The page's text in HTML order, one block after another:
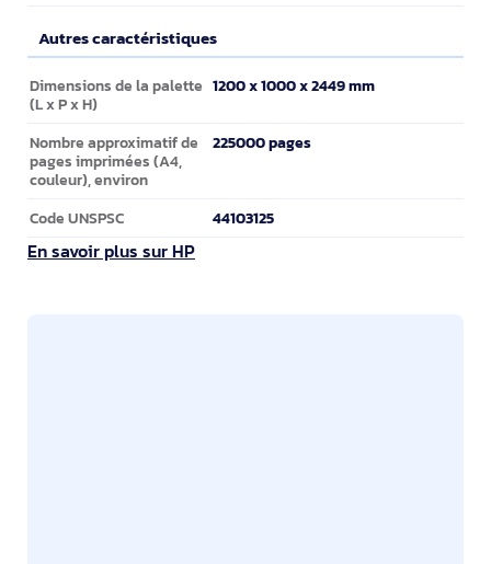
Autres caractéristiques
Autres caractéristiques
Dimensions de la palette
(L x P x H)
1200 x 1000 x 2449 mm
Nombre approximatif de
pages imprimées (A4,
couleur), environ
225000 pages
Code UNSPSC 44103125
En savoir plus sur HP